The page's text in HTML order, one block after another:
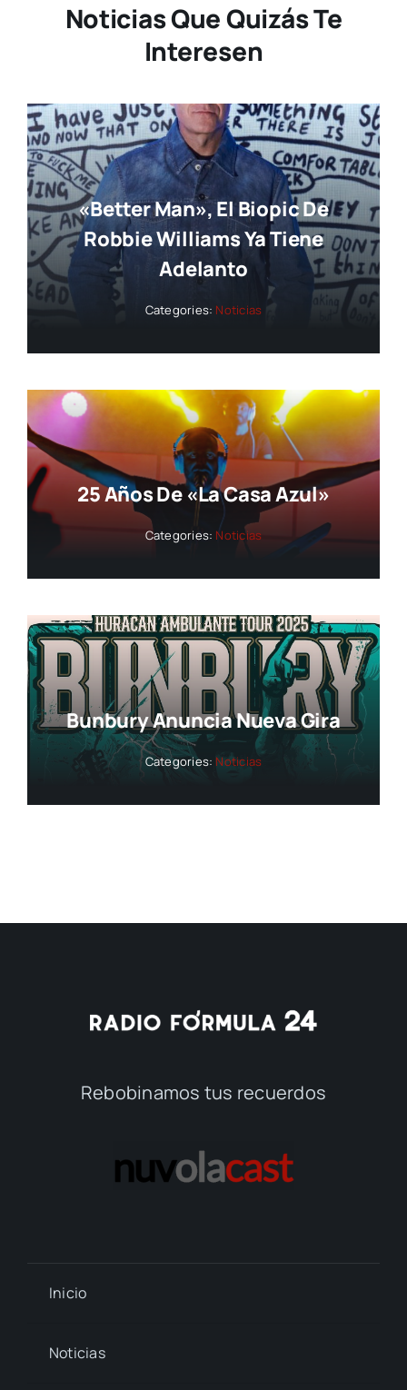
Noticias Que Quizás Te
Interesen
«Better Man», El Biopic De
Robbie Williams Ya Tiene
Adelanto
Categories: Noticias
25 Años De «La Casa Azul»
Categories: Noticias
Bunbury Anuncia Nueva Gira
Categories: Noticias
Rebobinamos tus recuerdos
Inicio
Noticias